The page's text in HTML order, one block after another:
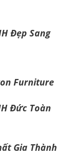
Đẹp Sang
Furniture
Đức Toàn
Gia Thành